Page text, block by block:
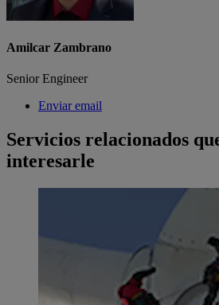
Amilcar Zambrano
Senior Engineer
Enviar email
Servicios relacionados
interesarle